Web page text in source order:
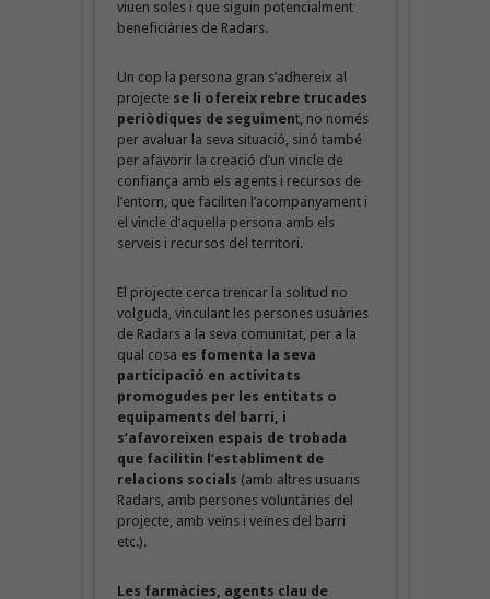
viuen soles i que siguin potencialment
beneficiàries de Radars.
Un cop la persona gran s’adhereix al
projecte se li ofereix rebre trucades
periòdiques de seguiment, no només
per avaluar la seva situació, sinó també
per afavorir la creació d’un vincle de
confiança amb els agents i recursos de
l’entorn, que faciliten l’acompanyament i
el vincle d’aquella persona amb els
serveis i recursos del territori.
El projecte cerca trencar la solitud no
volguda, vinculant les persones usuàries
de Radars a la seva comunitat, per a la
qual cosa es fomenta la seva
participació en activitats
promogudes per les entitats o
equipaments del barri, i
s’afavoreixen espais de trobada
que facilitin l’establiment de
relacions socials (amb altres usuaris
Radars, amb persones voluntàries del
projecte, amb veïns i veïnes del barri
etc.).
Les farmàcies, agents clau de